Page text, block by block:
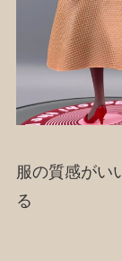
服の質感がい
る